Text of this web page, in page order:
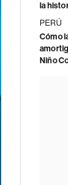
la
PERÚ
Cómo
Niño